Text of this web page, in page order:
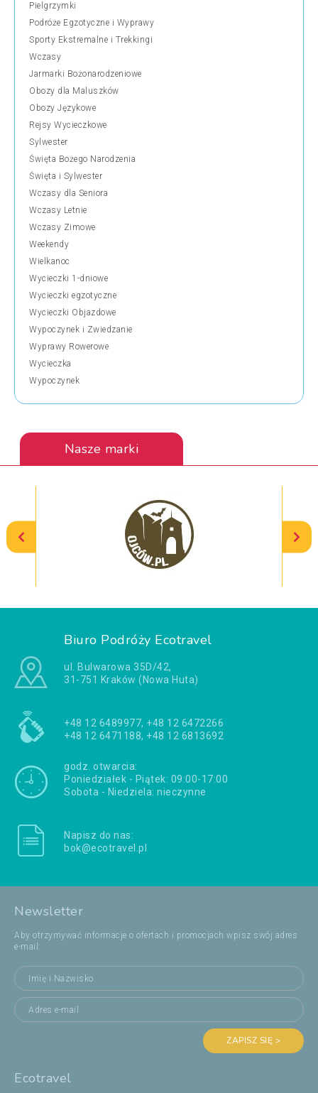
Pielgrzymki
Podróże Egzotyczne i Wyprawy
Sporty Ekstremalne i Trekkingi
Wczasy
Jarmarki Bożonarodzeniowe
Obozy dla Maluszków
Obozy Językowe
Rejsy Wycieczkowe
Sylwester
Święta Bożego Narodzenia
Święta i Sylwester
Wczasy dla Seniora
Wczasy Letnie
Wczasy Zimowe
Weekendy
Wielkanoc
Wycieczki 1-dniowe
Wycieczki egzotyczne
Wycieczki Objazdowe
Wypoczynek i Zwiedzanie
Wyprawy Rowerowe
Wycieczka
Wypoczynek
Nasze marki
Biuro Podróży Ecotravel
ul. Bulwarowa 35D/42,
31-751 Kraków (Nowa Huta)
+48 12 6489977, +48 12 6472266
+48 12 6471188, +48 12 6813692
godz. otwarcia:
Poniedziałek - Piątek: 09:00-17:00
Sobota - Niedziela: nieczynne
Napisz do nas:
bok@ecotravel.pl
Newsletter
Aby otrzymywać informacje o ofertach i promocjach wpisz swój adres
e-mail:
ZAPISZ SIĘ >
Ecotravel